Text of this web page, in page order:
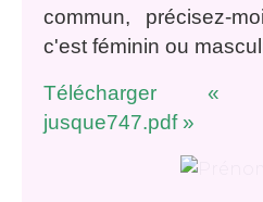
commun, précisez-
c'est féminin ou
Télécharger «
jusque747.pdf »